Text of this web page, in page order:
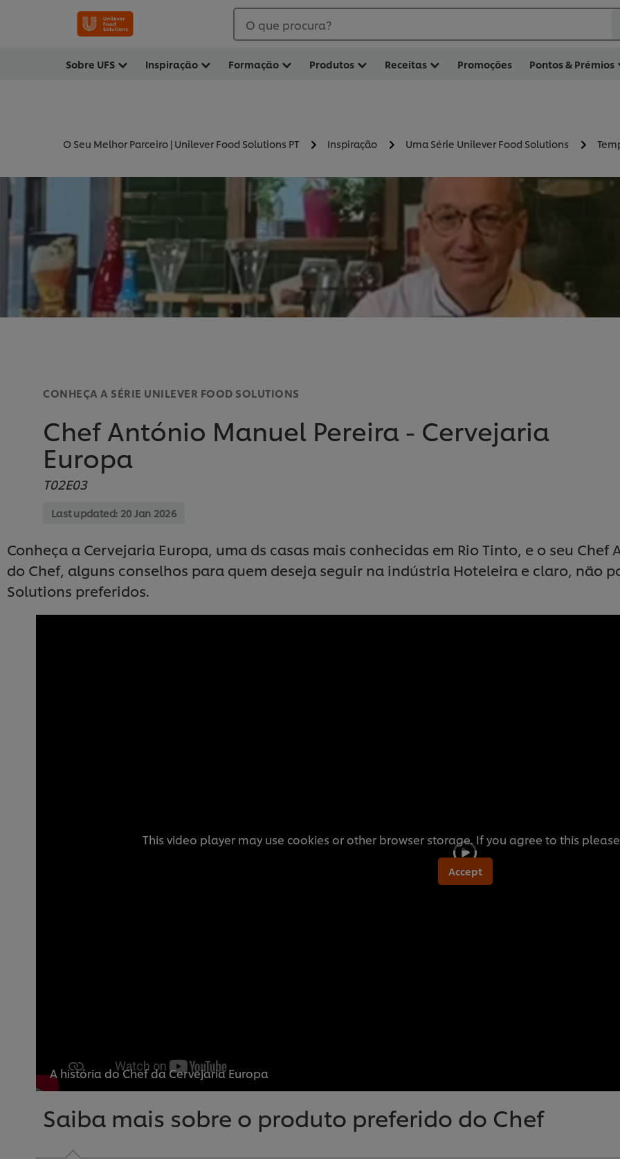
O que procura?
Sobre UFS Inspiração Formação Produtos Receitas Promoções Pontos & Prémios
O Seu Melhor Parceiro | Unilever Food Solutions PT Inspiração Uma Série Unilever Food Solutions
CONHEÇA A SÉRIE UNILEVER FOOD SOLUTIONS
Chef António Manuel Pereira - Cervejaria
Europa
T02E03
Last updated: 20 Jan 2026
Conheça a Cervejaria Europa, uma ds casas mais conhecidas em Rio Tinto, e o seu
do Chef, alguns conselhos para quem deseja seguir na indústria Hoteleira e claro, não
Solutions preferidos.
This video player may use cookies or other browser storage. If you agree to this
Accept
A história do Chef da Cervejaria Europa
Saiba mais sobre o produto preferido do Chef